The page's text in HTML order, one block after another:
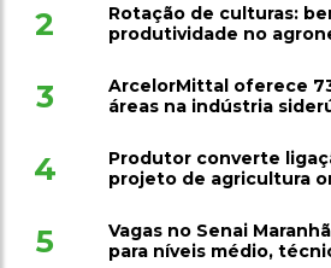
2
Rotação de culturas:
produtividade no
3
ArcelorMittal oferece
áreas na indústria
4
Produtor converte
projeto de agricultura
5
Vagas no Senai
para níveis médio,